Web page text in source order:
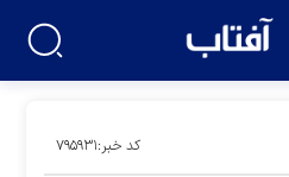
کد خبر:۷۹۵۹۳۱